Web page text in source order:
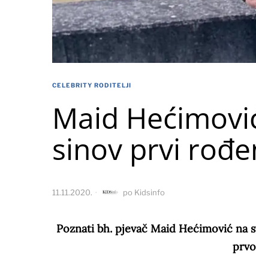
CELEBRITY RODITELJI
Maid
sinov prvi
11.11.2020. po Kidsinfo
Poznati bh. pjevač Maid Hećimović